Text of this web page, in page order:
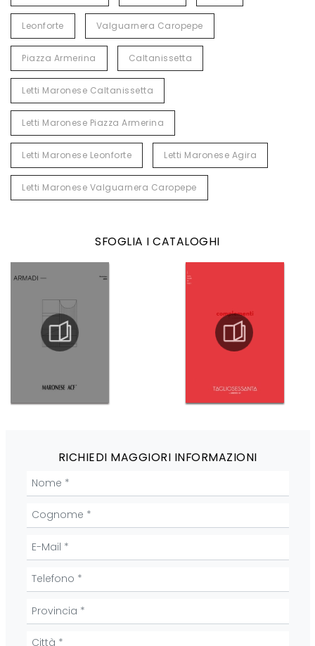
Leonforte Valguarnera Caropepe
Piazza Armerina Caltanissetta
Letti Maronese Caltanissetta
Letti Maronese Piazza Armerina
Letti Maronese Leonforte Letti Maronese Agira
Letti Maronese Valguarnera Caropepe
SFOGLIA I CATALOGHI
RICHIEDI MAGGIORI INFORMAZIONI